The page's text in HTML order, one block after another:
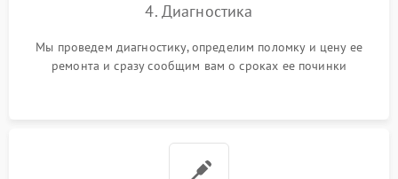
4. Диагностика
Мы проведем диагностику, определим поломку и цену ее
ремонта и сразу сообщим вам о сроках ее починки